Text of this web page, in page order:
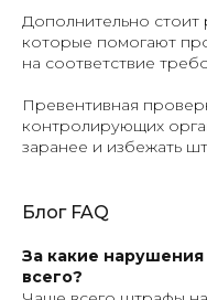
Дополнительно стоит
которые помогают
на соответствие
Превентивная
контролирующих
заранее и избежать
Блог FAQ
За какие
всего?